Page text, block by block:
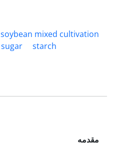
mixed cultivation
starch
.